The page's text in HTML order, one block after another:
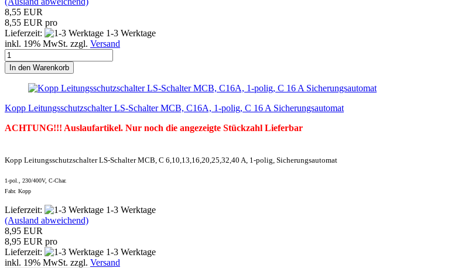
8,55 EUR
8,55 EUR pro
Lieferzeit:
1-3 Werktage
inkl. 19% MwSt. zzgl. Versand
In den Warenkorb
Kopp Leitungsschutzschalter LS-Schalter MCB, C16A, 1-polig, C 16 A Sicherungsautomat
ACHTUNG!!! Auslaufartikel. Nur noch die angezeigte Stückzahl Lieferbar
Kopp Leitungsschutzschalter LS-Schalter MCB, C 6,10,13,16,20,25,32,40 A, 1-polig, Sicherungsautomat
1-pol., 230/400V, C-Char.
Fabr. Kopp
Lieferzeit:
1-3 Werktage
(Ausland abweichend)
8,95 EUR
8,95 EUR pro
Lieferzeit:
1-3 Werktage
inkl. 19% MwSt. zzgl. Versand